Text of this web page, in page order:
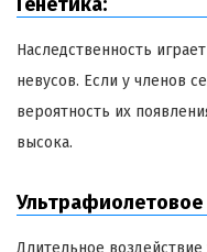
Наследственность
невусов. Если у членов
вероятность их
высока.
Ультрафиолетовое
Длительное